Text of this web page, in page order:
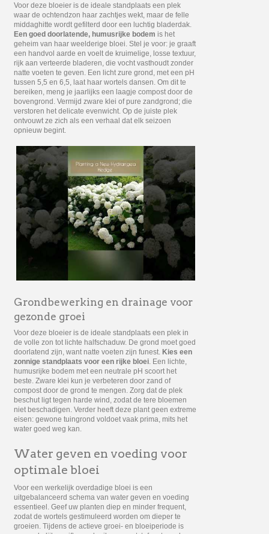
Voor deze bloeier is de ideale standplaats een plek
waar de ochtendzon haar zachtjes wekt, maar de felle
middaghitte wordt gefilterd door een luchtig bladerdak.
Een goed doorlatende, humusrijke bodem is het
geheim van haar weelderige bloei. Stel je voor: je graaft
een handvol aarde en voelt de kruimelige, losse textuur,
rijk aan verteerde bladeren, die vocht vasthoudt zonder
natte voeten te geven. Een licht zure grond, met een pH
tussen 5,5 en 6,5, laat haar wortels dansen. Om dit te
bereiken, meng je jaarlijks een laagje compost door de
bovengrond. Vermijd zware klei of pure zandgrond; die
verstoren het delicate evenwicht. Op de juiste plek
ontvouwt ze zich als een verhaal dat elk seizoen
opnieuw begint.
Grondbewerking en drainage voor
gezonde groei
Voor deze bloeier is de ideale standplaats een plek in
de volle zon tot lichte halfschaduw. De grond moet goed
doorlatend zijn, want natte voeten zijn funest. Kies een
zonnige standplaats voor een rijke bloei . Een lichte,
humusrijke bodem met een neutrale pH scoort het
beste. Zware klei kun je verbeteren door zand of
compost door de grond te mengen. Zorg dat de plek
beschut ligt tegen harde wind, zodat de tere bloemen
niet beschadigen. Verder heeft deze plant geen extreme
eisen: gewone tuingrond voldoet vaak prima, mits het
water goed weg kan.
Water geven en voeding voor
optimale bloei
Voor een werkelijk overdadige bloei is een
uitgebalanceerd schema van water geven en voeding
essentieel. Geef uw planten diep en minder frequent,
zodat de wortels gestimuleerd worden om dieper te
groeien. Tijdens de actieve groei- en bloeiperiode is